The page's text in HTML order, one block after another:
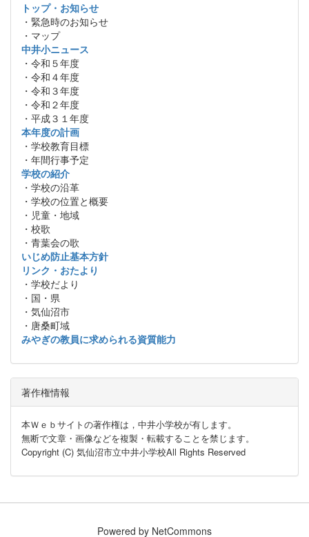
トップ・お知らせ
・緊急時のお知らせ
・マップ
中井小ニュース
・令和５年度
・令和４年度
・令和３年度
・令和２年度
・平成３１年度
本年度の計画
・学校教育目標
・年間行事予定
学校の紹介
・学校の沿革
・学校の位置と概要
・児童・地域
・校歌
・青葉会の歌
いじめ防止基本方針
リンク・おたより
・学校だより
・国・県
・気仙沼市
・唐桑町域
みやぎの教員に求められる資質能力
著作権情報
本Ｗｅｂサイトの著作権は，中井小学校が有します。
無断で文章・画像などを複製・転載することを禁じます。
Copyright (C) 気仙沼市立中井小学校All Rights Reserved
Powered by NetCommons